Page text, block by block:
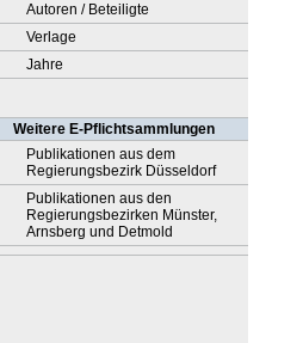
Autoren / Beteiligte
Verlage
Jahre
Weitere E-Pflichtsammlungen
Publikationen aus dem
Regierungsbezirk Düsseldorf
Publikationen aus den
Regierungsbezirken Münster,
Arnsberg und Detmold